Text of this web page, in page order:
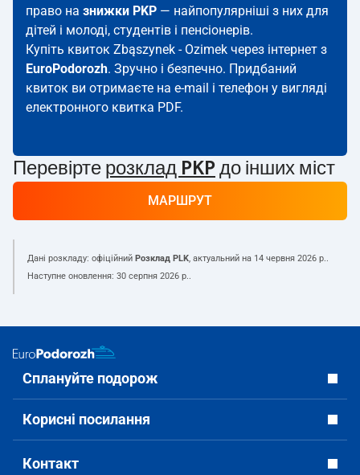
право на знижки PKP — найпопулярніші з них для
дітей і молоді, студентів і пенсіонерів.
Купіть квиток Zbąszynek - Ozimek через інтернет з
EuroPodorozh. Зручно і безпечно. Придбаний
квиток ви отримаєте на e-mail і телефон у вигляді
електронного квитка PDF.
Перевірте розклад PKP до інших міст
МАРШРУТ
Дані розкладу: офіційний Розклад PLK, актуальний на 14 червня 2026 р..
Наступне оновлення: 30 серпня 2026 р..
Сплануйте подорож
Корисні посилання
Контакт